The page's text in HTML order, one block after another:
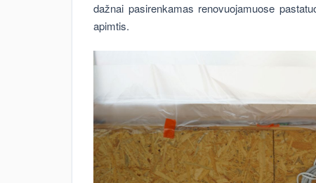
dažnai pasirenkamas renovuojamuose
apimtis.